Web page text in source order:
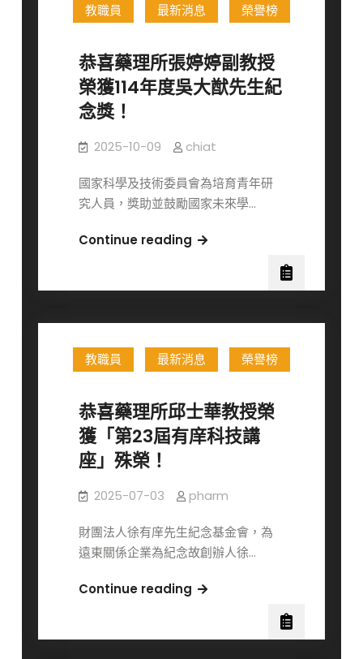
期
理
所
暨
百
靈
佳
殷
格
秀
金
獲
名
單
教職員 最新消息 榮譽榜
恭喜藥理所張婷婷副教授
榮獲114年度吳大猷先生紀
念獎！
2025-10-09 chiat
國家科學及技術委員會為培育青年研
究人員，獎助並鼓勵國家未來學…
Continue reading恭
所
婷
副
教
授
114
年
度
吳
大
生
教職員 最新消息 榮譽榜
恭喜藥理所邱士華教授榮
獲「第23屆有庠科技講
座」殊榮！
2025-07-03 pharm
財團法人徐有庠先生紀念基金會，為
遠東關係企業為紀念故創辦人徐…
Continue reading恭